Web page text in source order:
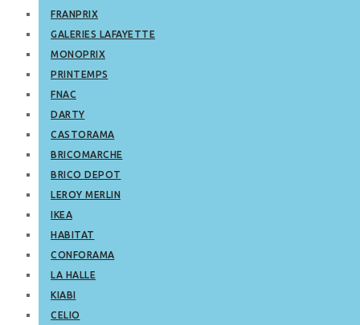
FRANPRIX
GALERIES LAFAYETTE
MONOPRIX
PRINTEMPS
FNAC
DARTY
CASTORAMA
BRICOMARCHE
BRICO DEPOT
LEROY MERLIN
IKEA
HABITAT
CONFORAMA
LA HALLE
KIABI
CELIO